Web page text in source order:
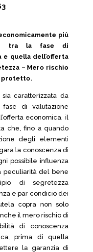
più
tra la fase di
e quella dell’offerta
– Mero rischio
protetto.
caratterizzata da
di valutazione
economica, il
che, fino a quando
degli elementi
la conoscenza di
possibile influenza
peculiarità del bene
di segretezza
e par condicio dei
copra non solo
il mero rischio di
di conoscenza
prima di quella
la garanzia di